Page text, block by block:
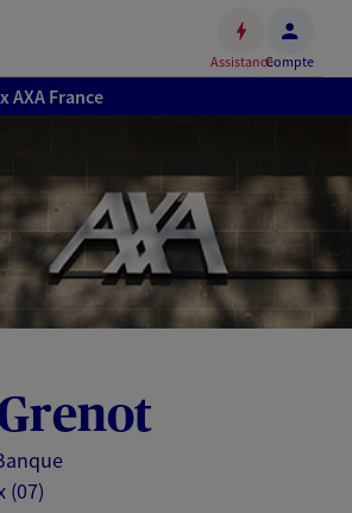
Accéder
au
Accéder
au
pied
de
page
AssistanceCompte
AXA France
(07)